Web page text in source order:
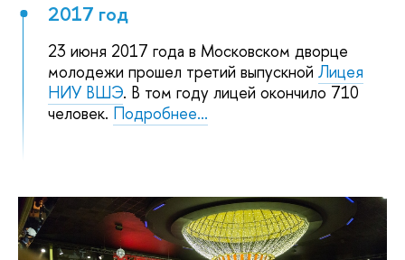
2017 год
23 июня 2017 года в Московском дворце
молодежи прошел третий выпускнойЛицея
НИУ ВШЭ. В том году лицей окончило 710
человек. Подробнее...